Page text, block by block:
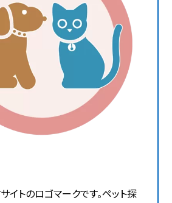
イトのロゴマークです。ペット探